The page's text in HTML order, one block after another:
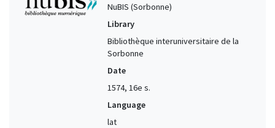
NuBIS (Sorbonne)
Library
Bibliothèque interuniversitaire de la
Sorbonne
Date
1574, 16e s.
Language
lat